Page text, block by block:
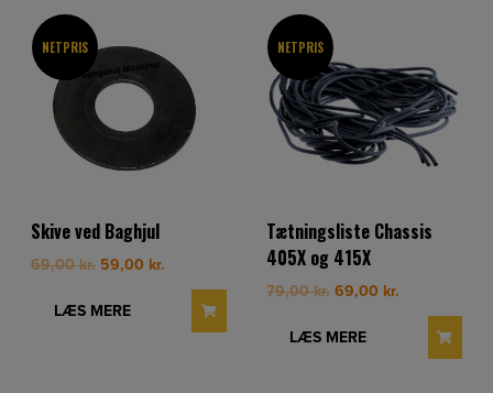
NETPRIS
Skive ved Baghjul
69,00kr. Original
was:
59,00 kr.Current
price
59,00 kr..
LÆS MERE
NETPRIS
Tætningsliste Chassis
405X og 415X
79,00kr. Original
was:
69,00 kr.
price
69,00 kr..
LÆS MERE